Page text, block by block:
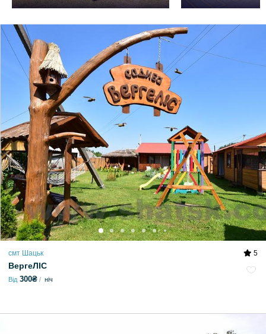
смт Шацьк 5
ВергеЛІС
Від 300₴ ніч